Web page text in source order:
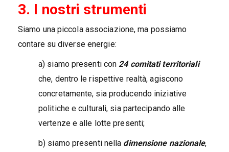
3. I nostri strumenti
Siamo una piccola associazione, ma possiamo
contare su diverse energie:
a) siamo presenti con 24 comitati territoriali
che, dentro le rispettive realtà, agiscono
concretamente, sia producendo iniziative
politiche e culturali, sia partecipando alle
vertenze e alle lotte presenti;
b) siamo presenti nella dimensione nazionale,